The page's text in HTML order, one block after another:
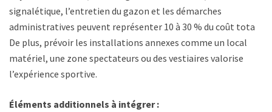
signalétique, l’entretien du gazon et les démarches
administratives peuvent représenter 10 à 30 % du coût total.
De plus, prévoir les installations annexes comme un local
matériel, une zone spectateurs ou des vestiaires valorise
l’expérience sportive.
Éléments additionnels à intégrer :